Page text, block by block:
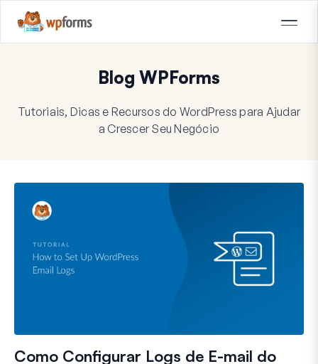
Blog WPForms
Tutoriais, Dicas e Recursos do WordPress para Ajudar
a Crescer Seu Negócio
Como Configurar Logs de E-mail do